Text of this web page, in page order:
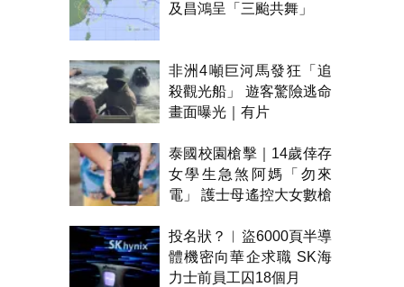
及昌鴻呈「三颱共舞」
非洲4噸巨河馬發狂「追
殺觀光船」 遊客驚險逃命
畫面曝光｜有片
泰國校園槍擊｜14歲倖存
女學生急煞阿媽「勿來
電」 護士母遙控大女數槍
投名狀？︱盜6000頁半導
體機密向華企求職 SK海
力士前員工囚18個月